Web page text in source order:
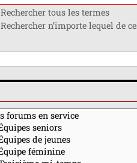
Rechercher tous les termes
Rechercher n’importe lequel de